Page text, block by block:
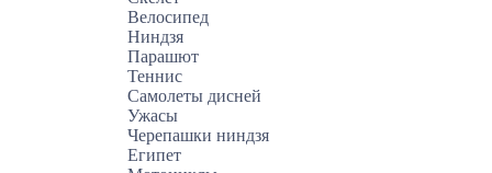
Велосипед
Ниндзя
Парашют
Теннис
Самолеты дисней
Ужасы
Черепашки ниндзя
Египет